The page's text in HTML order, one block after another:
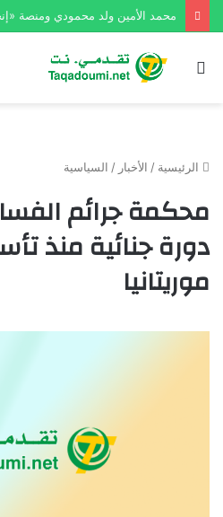
بحث
الرئيسية / الأخبار / السياسية
محكمة جرائم
دورة جنائية منذ
موريتانيا